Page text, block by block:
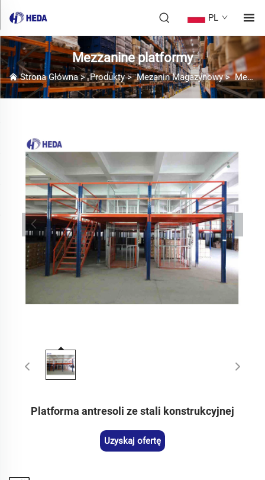
PL
Mezzanine platformy
Strona Główna>Produkty>Mezanin Magazynowy>Mezzanine platformy
Platforma antresoli ze stali konstrukcyjnej
Uzyskaj ofertę